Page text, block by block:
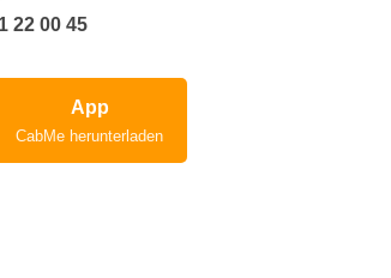
22 00 45
App
CabMe herunterladen